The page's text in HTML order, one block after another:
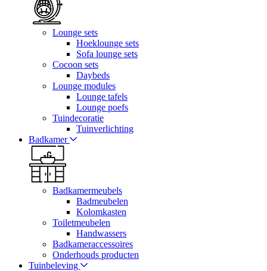
Lounge sets
Hoeklounge sets
Sofa lounge sets
Cocoon sets
Daybeds
Lounge modules
Lounge tafels
Lounge poefs
Tuindecoratie
Tuinverlichting
Badkamer
Badkamermeubels
Badmeubelen
Kolomkasten
Toiletmeubelen
Handwassers
Badkameraccessoires
Onderhouds producten
Tuinbeleving